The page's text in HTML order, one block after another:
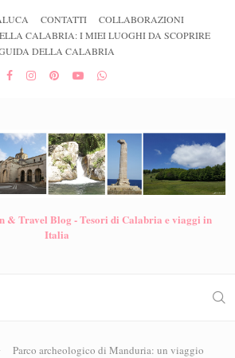
CONTATTI
COLLABORAZIONI
CALABRIA: I MIEI LUOGHI DA SCOPRIRE
DELLA CALABRIA
& Travel Blog - Tesori di Calabria e viaggi in
Italia
Parco archeologico di Manduria: un viaggio